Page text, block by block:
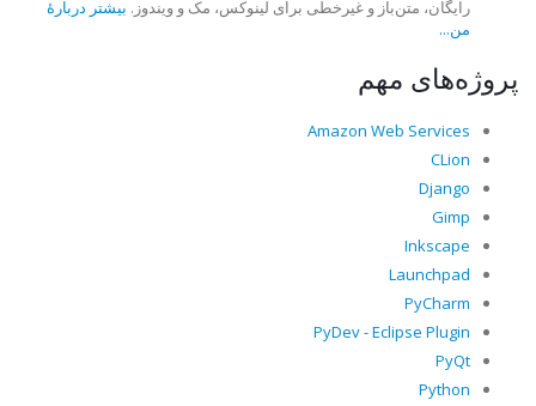
رایگان، متن‌باز و غیرخطی برای لینوکس، مک و ویندوز. بیشتر دربارهٔ
من...
پروژه‌های مهم
Amazon Web Services
CLion
Django
Gimp
Inkscape
Launchpad
PyCharm
PyDev - Eclipse Plugin
PyQt
Python